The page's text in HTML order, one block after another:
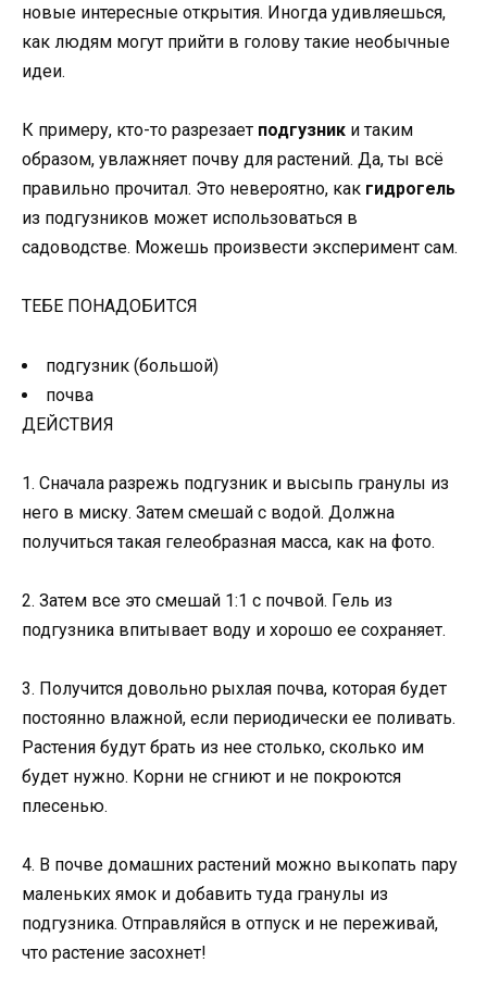
новые интересные открытия. Иногда удивляешься,
как людям могут прийти в голову такие необычные
идеи.
К примеру, кто-то разрезает подгузник и таким
образом, увлажняет почву для растений. Да, ты всё
правильно прочитал. Это невероятно, как гидрогель
из подгузников может использоваться в
садоводстве. Можешь произвести эксперимент сам.
ТЕБЕ ПОНАДОБИТСЯ
подгузник (большой)
почва
ДЕЙСТВИЯ
1. Сначала разрежь подгузник и высыпь гранулы из
него в миску. Затем смешай с водой. Должна
получиться такая гелеобразная масса, как на фото.
2. Затем все это смешай 1:1 с почвой. Гель из
подгузника впитывает воду и хорошо ее сохраняет.
3. Получится довольно рыхлая почва, которая будет
постоянно влажной, если периодически ее поливать.
Растения будут брать из нее столько, сколько им
будет нужно. Корни не сгниют и не покроются
плесенью.
4. В почве домашних растений можно выкопать пару
маленьких ямок и добавить туда гранулы из
подгузника. Отправляйся в отпуск и не переживай,
что растение засохнет!